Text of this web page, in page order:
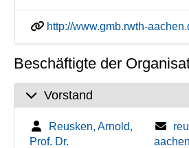
http://www.gmb.rwth-
Beschäftigte der
Vorstand
Reusken, Arnold,
Prof. Dr.